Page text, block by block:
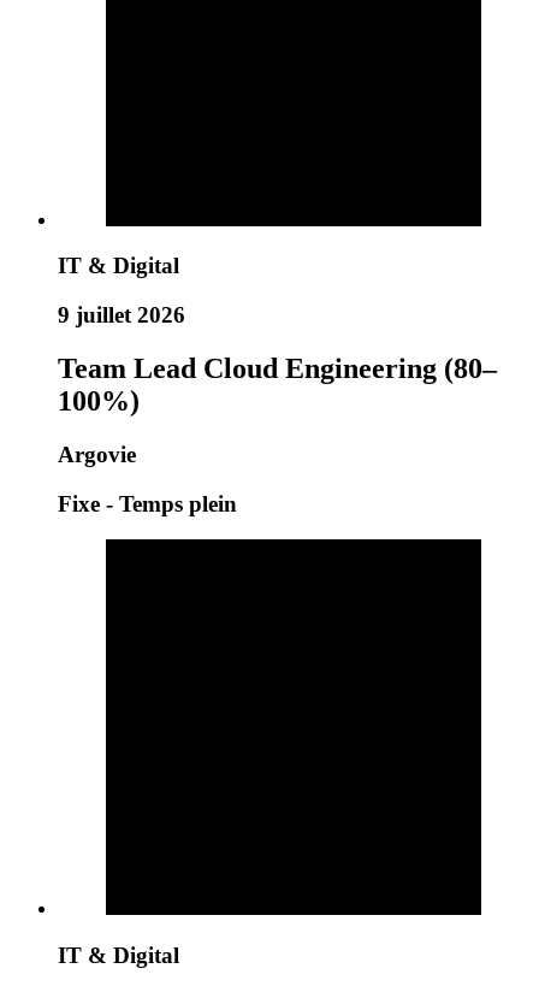
IT & Digital
9 juillet 2026
Team Lead Cloud Engineering (80–
100%)
Argovie
Fixe - Temps plein
IT & Digital